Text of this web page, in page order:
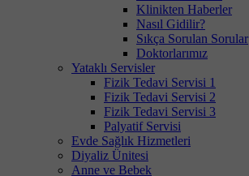
Klinikten Haberler
Nasıl Gidilir?
Sıkça Sorulan Sorular
Doktorlarımız
Yataklı Servisler
Fizik Tedavi Servisi 1
Fizik Tedavi Servisi 2
Fizik Tedavi Servisi 3
Palyatif Servisi
Evde Sağlık Hizmetleri
Diyaliz Ünitesi
Anne ve Bebek